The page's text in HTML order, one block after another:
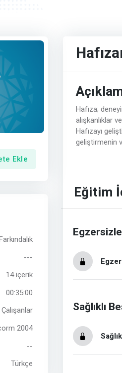
Ekle
---
14 içerik
00:35:00
2004
--
Türkçe
Hafıza;
alışkanlıklar
Hafızayı
geliştirmenin
Eğitim
Sağlıklı